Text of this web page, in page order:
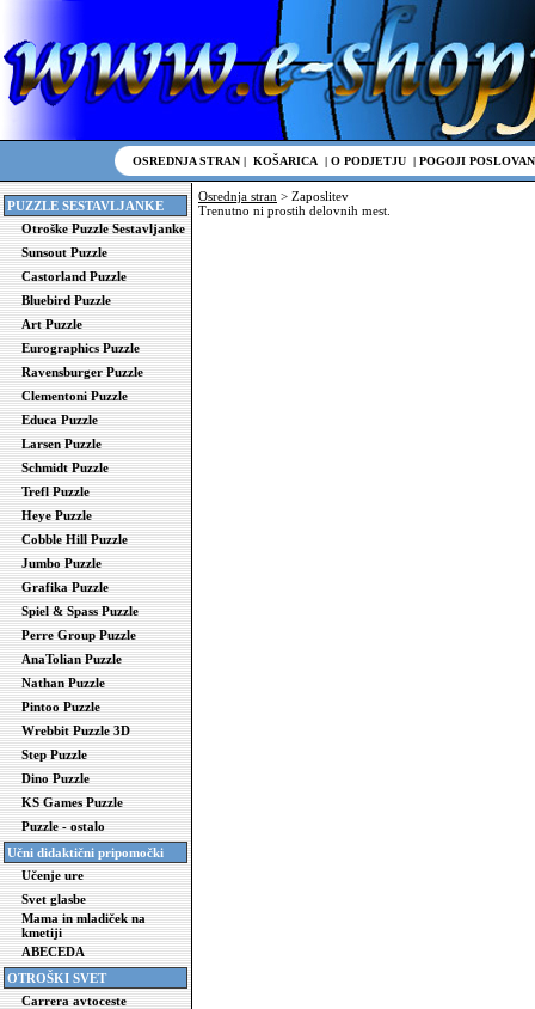
OSREDNJA STRAN| KOŠARICA| O PODJETJU| POGOJI
PUZZLE SESTAVLJANKE
Otroške Puzzle Sestavljanke
Sunsout Puzzle
Castorland Puzzle
Bluebird Puzzle
Art Puzzle
Eurographics Puzzle
Ravensburger Puzzle
Clementoni Puzzle
Educa Puzzle
Larsen Puzzle
Schmidt Puzzle
Trefl Puzzle
Heye Puzzle
Cobble Hill Puzzle
Jumbo Puzzle
Grafika Puzzle
Spiel & Spass Puzzle
Perre Group Puzzle
AnaTolian Puzzle
Nathan Puzzle
Pintoo Puzzle
Wrebbit Puzzle 3D
Step Puzzle
Dino Puzzle
KS Games Puzzle
Puzzle - ostalo
Učni didaktični pripomočki
Učenje ure
Svet glasbe
Mama in mladiček na
kmetiji
ABECEDA
OTROŠKI SVET
Carrera avtoceste
Osrednja stran > Zaposlitev
Trenutno ni prostih delovnih mest.